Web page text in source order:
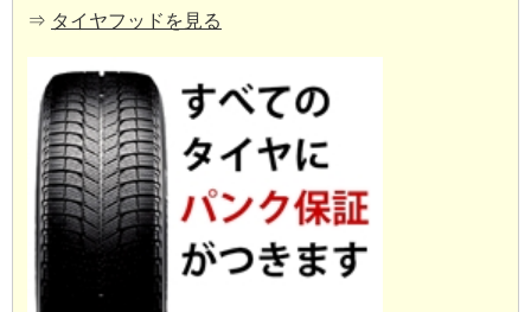
⇒ タイヤフッドを見る